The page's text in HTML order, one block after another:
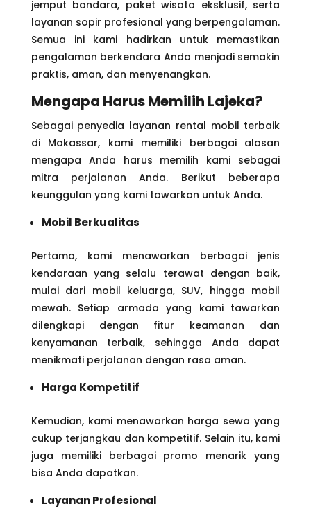
jemput bandara, paket wisata eksklusif, serta
layanan sopir profesional yang berpengalaman.
Semua ini kami hadirkan untuk memastikan
pengalaman berkendara Anda menjadi semakin
praktis, aman, dan menyenangkan.
Mengapa Harus Memilih Lajeka?
Sebagai penyedia layanan rental mobil terbaik
di Makassar, kami memiliki berbagai alasan
mengapa Anda harus memilih kami sebagai
mitra perjalanan Anda. Berikut beberapa
keunggulan yang kami tawarkan untuk Anda.
Mobil Berkualitas
Pertama, kami menawarkan berbagai jenis
kendaraan yang selalu terawat dengan baik,
mulai dari mobil keluarga, SUV, hingga mobil
mewah. Setiap armada yang kami tawarkan
dilengkapi dengan fitur keamanan dan
kenyamanan terbaik, sehingga Anda dapat
menikmati perjalanan dengan rasa aman.
Harga Kompetitif
Kemudian, kami menawarkan harga sewa yang
cukup terjangkau dan kompetitif. Selain itu, kami
juga memiliki berbagai promo menarik yang
bisa Anda dapatkan.
Layanan Profesional